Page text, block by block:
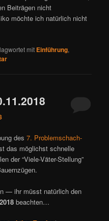
Beiträgen nicht
möchte ich natürlich nicht
mit Einführung,
des7. Problemschach-
das möglichst schnelle
der “Viele-Väter-Stellung”
— ihr müsst natürlich den
beachten…